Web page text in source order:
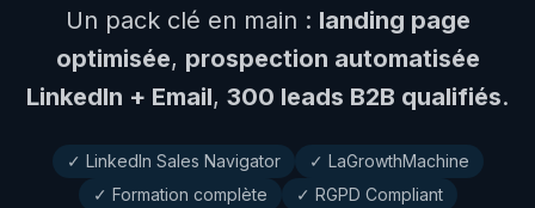
Un pack clé en main : landing page
optimisée, prospection automatisée
LinkedIn + Email, 300 leads B2B qualifiés.
✓ LinkedIn Sales Navigator
✓ LaGrowthMachine
✓ Formation complète
✓ RGPD Compliant